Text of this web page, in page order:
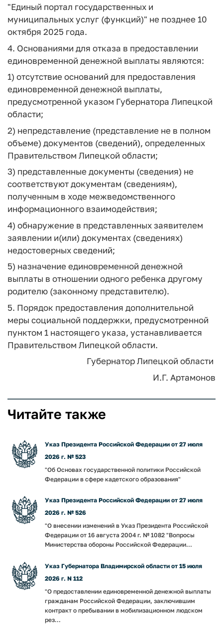
"Единый портал государственных и
муниципальных услуг (функций)" не позднее 10
октября 2025 года.
4. Основаниями для отказа в предоставлении
единовременной денежной выплаты являются:
1) отсутствие оснований для предоставления
единовременной денежной выплаты,
предусмотренной указом Губернатора Липецкой
области;
2) непредставление (представление не в полном
объеме) документов (сведений), определенных
Правительством Липецкой области;
3) представленные документы (сведения) не
соответствуют документам (сведениям),
полученным в ходе межведомственного
информационного взаимодействия;
4) обнаружение в представленных заявителем
заявлении и(или) документах (сведениях)
недостоверных сведений;
5) назначение единовременной денежной
выплаты в отношении одного ребенка другому
родителю (законному представителю).
5. Порядок предоставления дополнительной
меры социальной поддержки, предусмотренной
пунктом 1 настоящего указа, устанавливается
Правительством Липецкой области.
Губернатор Липецкой области
И.Г. Артамонов
Читайте также
Указ Президента Российской Федерации от 27 июля
2026 г. № 523
"Об Основах государственной политики Российской
Федерации в сфере кадетского образования"
Указ Президента Российской Федерации от 27 июля
2026 г. № 526
"О внесении изменений в Указ Президента Российской
Федерации от 16 августа 2004 г. № 1082 "Вопросы
Министерства обороны Российской Федерации...
Указ Губернатора Владимирской области от 15 июля
2026 г. N 112
"О предоставлении единовременной денежной выплаты
гражданам Российской Федерации, заключившим
контракт о пребывании в мобилизационном людском
рез...